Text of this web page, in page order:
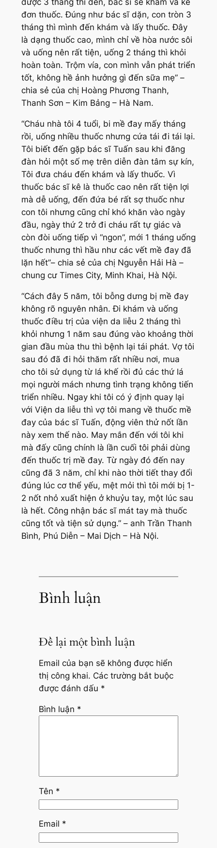
đơn thuốc. Đúng như bác sĩ dặn, con tròn 3
tháng thì mình đến khám và lấy thuốc. Đây
là dạng thuốc cao, mình chỉ về hòa nước sôi
và uống nên rất tiện, uống 2 tháng thì khỏi
hoàn toàn. Trộm vía, con mình vẫn phát triển
tốt, không hề ảnh hưởng gì đến sữa mẹ”–
chia sẻ của chị Hoàng Phương Thanh,
Thanh Sơn – Kim Bảng – Hà Nam.
“Cháu nhà tôi 4 tuổi, bi mề đay mấy tháng
rồi, uống nhiều thuốc nhưng cứa tái đi tái lại.
Tôi biết đến gặp bác sĩ Tuấn sau khi đăng
đàn hỏi một số mẹ trên diễn đàn tâm sự kín,
Tôi đưa cháu đến khám và lấy thuốc. Vì
thuốc bác sĩ kê là thuốc cao nên rất tiện lợi
mà dễ uống, đến đứa bé rất sợ thuốc như
con tôi nhưng cũng chỉ khó khăn vào ngày
đầu, ngày thứ 2 trở đi cháu rất tự giác và
còn đòi uống tiếp vì “ngon”, mới 1 tháng uống
thuốc nhưng thì hầu như các vết mề đay đã
lặn hết”– chia sẻ của chị Nguyễn Hải Hà –
chung cư Times City, Minh Khai, Hà Nội.
“Cách đây 5 năm, tôi bỗng dưng bị mề đay
không rõ nguyên nhân. Đi khám và uống
thuốc điều trị của viện da liễu 2 tháng thì
khỏi nhưng 1 năm sau đúng vào khoảng thời
gian đầu mùa thu thì bệnh lại tái phát. Vợ tôi
sau đó đã đi hỏi thăm rất nhiều nơi, mua
cho tôi sử dụng từ lá khế rồi đủ các thứ lá
mọi người mách nhưng tình trạng không tiến
triển nhiều. Ngay khi tôi có ý định quay lại
với Viện da liễu thì vợ tôi mang về thuốc mề
đay của bác sĩ Tuấn, động viên thử nốt lần
này xem thế nào. May mắn đến với tôi khi
mà đấy cũng chính là lần cuối tôi phải dùng
đến thuốc trị mề đay. Từ ngày đó đến nay
cũng đã 3 năm, chỉ khi nào thời tiết thay đổi
đúng lúc cơ thể yếu, mệt mỏi thì tôi mới bị 1-
2 nốt nhỏ xuất hiện ở khuỷu tay, một lúc sau
là hết. Công nhận bác sĩ mát tay mà thuốc
cũng tốt và tiện sử dụng.” – anh Trần Thanh
Bình, Phú Diễn – Mai Dịch – Hà Nội.
Bình luận
Để lại một bình luận
Email của bạn sẽ không được hiển
thị công khai. Các trường bắt buộc
được đánh dấu *
Bình luận *
Tên *
Email *